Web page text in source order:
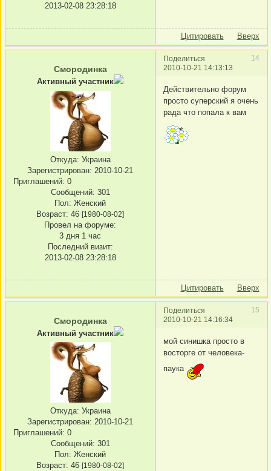
2013-02-08 23:28:18
Цитировать Вверх
Поделиться
14
2010-10-21 14:13:13
Смородинка
Активный участник
Откуда: Украина
Зарегистрирован: 2010-10-21
Приглашений: 0
Сообщений: 301
Пол: Женский
Возраст: 46 [1980-08-02]
Провел на форуме:
3 дня 1 час
Последний визит:
2013-02-08 23:28:18
Действительно форум
просто суперский я очень
рада что попала к вам
Цитировать Вверх
Поделиться
15
2010-10-21 14:16:34
Смородинка
Активный участник
Откуда: Украина
Зарегистрирован: 2010-10-21
Приглашений: 0
Сообщений: 301
Пол: Женский
Возраст: 46 [1980-08-02]
мой синишка просто в
восторге от человека-
паука